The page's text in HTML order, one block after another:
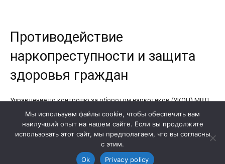
Мы используем файлы cookie, чтобы обеспечить вам
наилучший опыт на нашем сайте. Если вы продолжите
использовать этот сайт, мы предполагаем, что вы согласны
с этим.
Ok
Privacy policy